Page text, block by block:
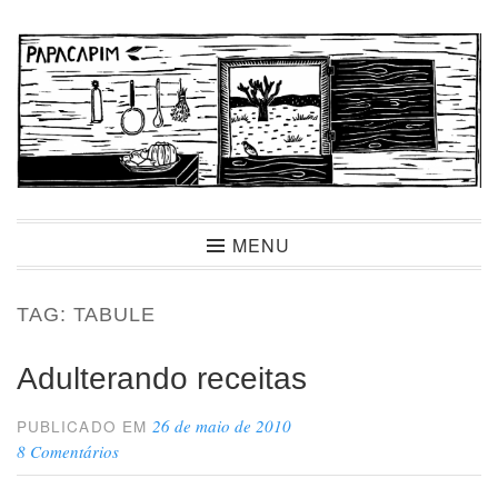
para
conteúdo
PapacapimMENU
TAG: TABULE
Adulterando receitas
PUBLICADO EM 26 de maio de 2010
8 Comentários